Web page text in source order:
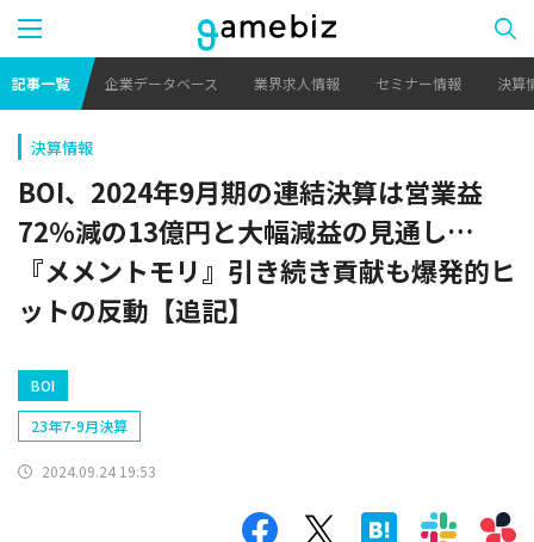
記事一覧 企業データベース 業界求人情報 セミナー情報 決算
決算情報
BOI、2024年9月期の連結決算は営業益
72％減の13億円と大幅減益の見通し…
『メメントモリ』引き続き貢献も爆発的ヒ
ットの反動【追記】
BOI
23年7-9月決算
2024.09.24 19:53